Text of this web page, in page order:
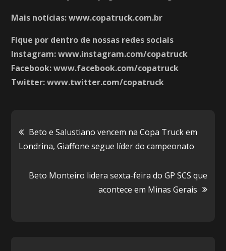
Mais notícias: www.copatruck.com.br
Fique por dentro de nossas redes sociais
Instagram: www.instagram.com/copatruck
Facebook: www.facebook.com/copatruck
Twitter: www.twitter.com/copatruck
Navegação
de
Beto e Salustiano vencem na Copa Truck em
Londrina, Giaffone segue líder do campeonato
Beto Monteiro lidera sexta-feira do GP SCS que
acontece em Minas Gerais